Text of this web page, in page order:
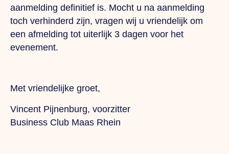
aanmelding definitief is. Mocht u na aanmelding
toch verhinderd zijn, vragen wij u vriendelijk om
een afmelding tot uiterlijk 3 dagen voor het
evenement.
Met vriendelijke groet,
Vincent Pijnenburg, voorzitter
Business Club Maas Rhein